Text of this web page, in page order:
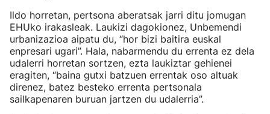
Ildo horretan, pertsona aberatsak jarri ditu jomugan
EHUko irakasleak. Laukizi dagokionez, Unbemendi
urbanizazioa aipatu du, “hor bizi baitira euskal
enpresari ugari”. Hala, nabarmendu du errenta ez dela
udalerri horretan sortzen, ezta laukiztar gehienei
eragiten, “baina gutxi batzuen errentak oso altuak
direnez, batez besteko errenta pertsonala
sailkapenaren buruan jartzen du udalerria”.